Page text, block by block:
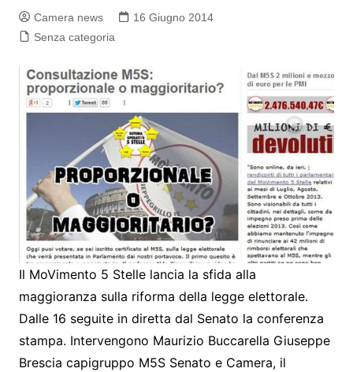
Camera news
16 Giugno 2014
Senza categoria
Il MoVimento 5 Stelle lancia la sfida alla
maggioranza sulla riforma della legge elettorale.
Dalle 16 seguite in diretta dal Senato la conferenza
stampa. Intervengono Maurizio Buccarella Giuseppe
Brescia capigruppo M5S Senato e Camera, il